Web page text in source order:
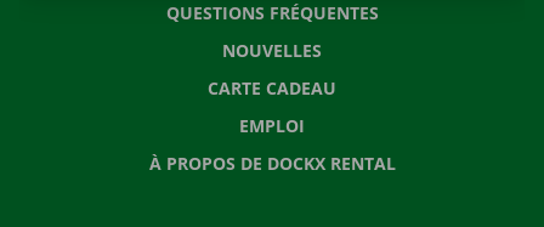
QUESTIONS FRÉQUENTES
NOUVELLES
CARTE CADEAU
EMPLOI
À PROPOS DE DOCKX RENTAL